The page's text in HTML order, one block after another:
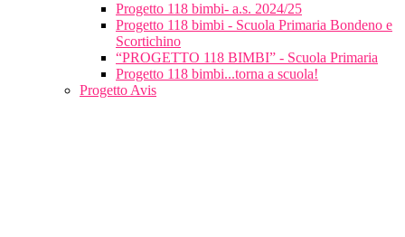
Progetto 118 bimbi- a.s. 2024/25
Progetto 118 bimbi - Scuola Primaria Bondeno e
Scortichino
“PROGETTO 118 BIMBI” - Scuola Primaria
Progetto 118 bimbi...torna a scuola!
Progetto Avis